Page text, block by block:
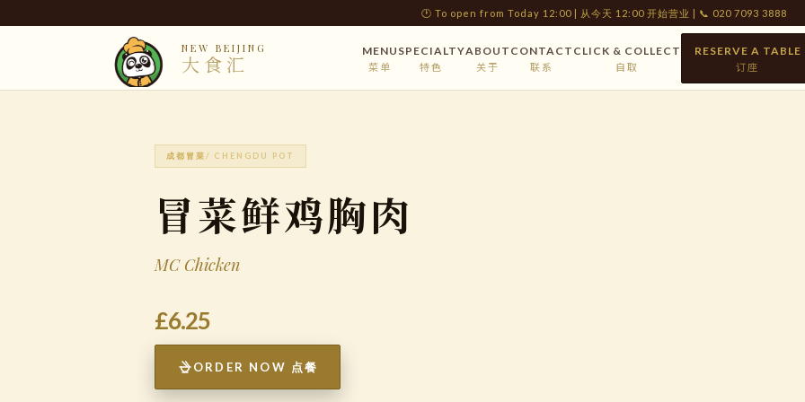
🕐 To open from Today 12:00 | 从今天 12:00 开始营业 | 📞 020 7093 3888
NEW BEIJING
大食汇
MENU
菜单
SPECIALTY
特色
ABOUT
关于
CONTACT
联系
CLICK & COLLECT
自取
RESERVE A TABLE
订座
成都冒菜/ CHENGDU POT
冒菜鲜鸡胸肉
MC Chicken
£6.25
ORDER NOW 点餐